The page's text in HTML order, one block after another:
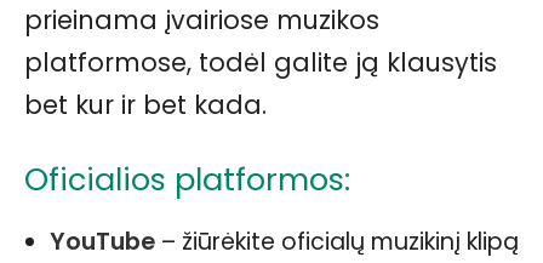
prieinama įvairiose muzikos
platformose, todėl galite ją klausytis
bet kur ir bet kada.
Oficialios platformos:
YouTube – žiūrėkite oficialų muzikinį klipą